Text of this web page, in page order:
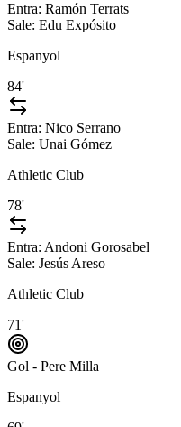
Entra: Ramón Terrats
Sale: Edu Expósito
Espanyol
84'
Entra: Nico Serrano
Sale: Unai Gómez
Athletic Club
78'
Entra: Andoni Gorosabel
Sale: Jesús Areso
Athletic Club
71'
Gol - Pere Milla
Espanyol